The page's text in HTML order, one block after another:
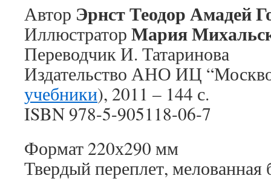
Автор Эрнст Теодор Амадей
Иллюстратор Мария
Переводчик И. Татаринова
Издательство АНО ИЦ
учебники), 2011 – 144 с.
ISBN 978-5-905118-06-7
Формат 220х290 мм
Твердый переплет, мелованная